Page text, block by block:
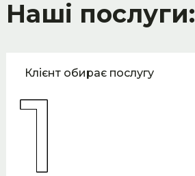
Наші послуги:
Клієнт обирає послугу